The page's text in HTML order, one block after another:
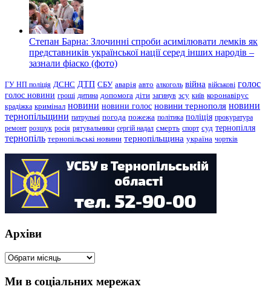
Степан Барна: Злочинні спроби асимілювати лемків як
представників української нації серед інших народів –
зазнали фіаско (фото)
ГУ НП поліція ДСНС ДТП СБУ аварія авто алкоголь війна військові голос
голос новини гроші дитина допомога діти загинув зсу київ коронавірус
крадіжка кримінал новини новини голос новини тернополя новини
тернопільщини патрульні погода пожежа політика поліція прокуратура
ремонт розшук росія рятувальники сергій надал смерть спорт суд тернопілля
тернопіль тернопільські новини тернопільщина україна чортків
Архіви
Архіви
Ми в соціальних мережах